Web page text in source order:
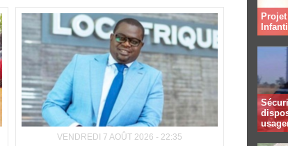
VENDREDI 7 AOÛT 2026 - 22:35